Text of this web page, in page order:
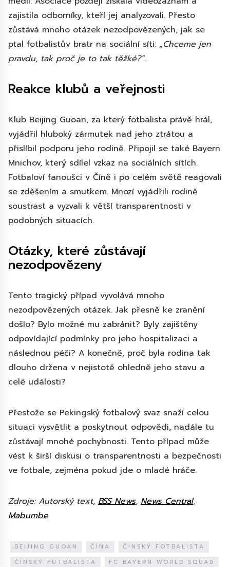
zajistila odborníky, kteří jej analyzovali. Přesto
zůstává mnoho otázek nezodpovězených, jak se
ptal fotbalistův bratr na sociální síti: „Chceme jen
pravdu, tak proč je to tak těžké?“.
Reakce klubů a veřejnosti
Klub Beijing Guoan, za který fotbalista právě hrál,
vyjádřil hluboký zármutek nad jeho ztrátou a
přislíbil podporu jeho rodině. Připojil se také Bayern
Mnichov, který sdílel vzkaz na sociálních sítích.
Fotbaloví fanoušci v Číně i po celém světě reagovali
se zděšením a smutkem. Mnozí vyjádřili rodině
soustrast a vyzvali k větší transparentnosti v
podobných situacích.
Otázky, které zůstávají
nezodpovězeny
Tento tragický případ vyvolává mnoho
nezodpovězených otázek. Jak přesně ke zranění
došlo? Bylo možné mu zabránit? Byly zajištěny
odpovídající podmínky pro jeho hospitalizaci a
následnou péči? A konečně, proč byla rodina tak
dlouho držena v nejistotě ohledně jeho stavu a
celé události?
Přestože se Pekingský fotbalový svaz snaží celou
situaci vysvětlit a poskytnout odpovědi, nadále tu
zůstávají mnohé pochybnosti. Tento případ může
vést k širší diskusi o transparentnosti a bezpečnosti
ve fotbale, zejména pokud jde o mladé hráče.
Zdroje: Autorský text, BSS News, News Central,
Mabumbe
BEIJING GUOAN ČÍNA
ČÍNSKÝ FOTBALISTA
ČÍNSKY FUTBALISTA
FC BAYERN WORLD SQUAD